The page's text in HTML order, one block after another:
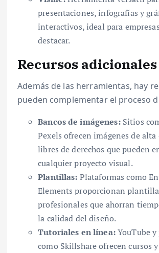
presentaciones, infografías y
interactivos, ideal para
destacar.
Recursos adicionales
Además de las herramientas, hay
pueden complementar el proceso
Bancos de imágenes:Sitios
Pexels ofrecen imágenes de
libres de derechos que pueden
cualquier proyecto visual.
Plantillas: Plataformas como
Elements proporcionan
profesionales que ahorran
la calidad del diseño.
Tutoriales en línea:YouTube y
como Skillshare ofrecen cursos